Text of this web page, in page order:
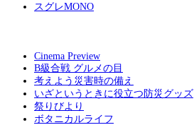
スグレMONO
Cinema Preview
B級合戦 グルメの目
考えよう災害時の備え
いざというときに役立つ防災グッズ
祭りびより
ボタニカルライフ